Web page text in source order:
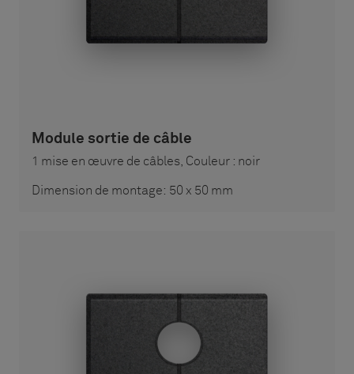
Module sortie de câble
1 mise en œuvre de câbles, Couleur : noir
Dimension de montage: 50 x 50 mm